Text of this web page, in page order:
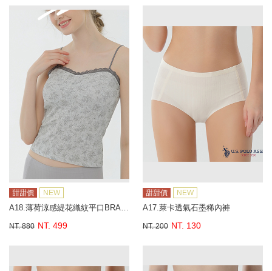
甜甜價 NEW
A18.薄荷涼感緹花織紋平口BRA背心
NT. 880 NT. 499
甜甜價 NEW
A17.萊卡透氣石墨稀內褲
NT. 200 NT. 130